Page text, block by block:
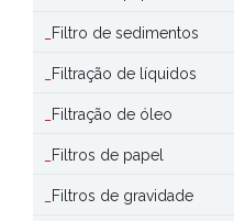
Filtro de sedimentos
Filtração de líquidos
Filtração de óleo
Filtros de papel
Filtros de gravidade